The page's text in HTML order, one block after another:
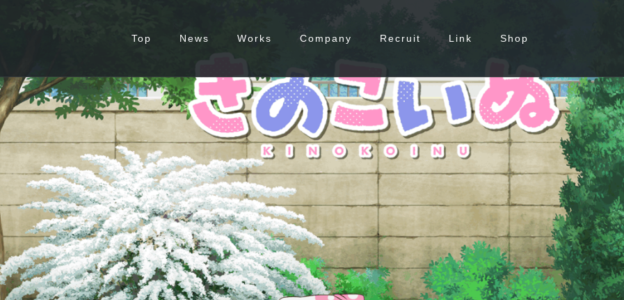
Top News Works Company Recruit Link Shop